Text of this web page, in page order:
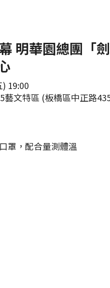
明華園總團「
19:00
藝文特區 (板橋區中正路
罩，配合量測體溫